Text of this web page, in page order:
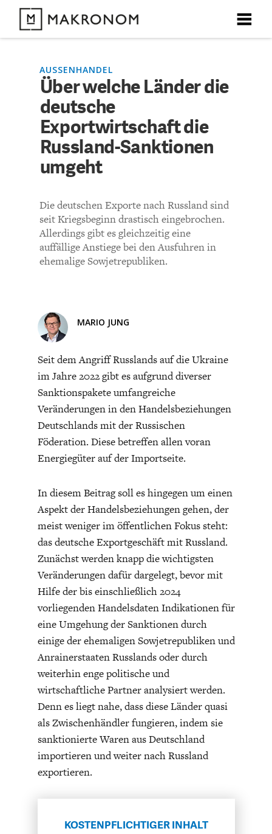
X
DEBATTEN
ARTIKEL
FEATURES
NEWSLETTER
ÜBER UNS
X
Unser kostenloser Newsletter informiert Sie über unsere
neuesten Beiträge.
X
ECONOMISTS FOR FUTURE
INDUSTRIEPOLITIK
CIRCULAR ECONOMY
X
DEUTSCHLAND
ENERGIE & UMWELT
ENTWICKLUNGSPOLITIK
AUSSENHANDEL
Über welche Länder die
deutsche
Exportwirtschaft die
Russland-Sanktionen
umgeht
Die deutschen Exporte nach Russland sind
seit Kriegsbeginn drastisch eingebrochen.
Allerdings gibt es gleichzeitig eine
auffällige Anstiege bei den Ausfuhren in
ehemalige Sowjetrepubliken.
MARIO JUNG
Seit dem Angriff Russlands auf die Ukraine
im Jahre 2022 gibt es aufgrund diverser
Sanktionspakete umfangreiche
Veränderungen in den Handelsbeziehungen
Deutschlands mit der Russischen
Föderation. Diese betreffen allen voran
Energiegüter auf der Importseite.
In diesem Beitrag soll es hingegen um einen
Aspekt der Handelsbeziehungen gehen, der
meist weniger im öffentlichen Fokus steht:
das deutsche Exportgeschäft mit Russland.
Zunächst werden knapp die wichtigsten
Veränderungen dafür dargelegt, bevor mit
Hilfe der bis einschließlich 2024
vorliegenden Handelsdaten Indikationen für
eine Umgehung der Sanktionen durch
einige der ehemaligen Sowjetrepubliken und
Anrainerstaaten Russlands oder durch
weiterhin enge politische und
wirtschaftliche Partner analysiert werden.
Denn es liegt nahe, dass diese Länder quasi
als Zwischenhändler fungieren, indem sie
sanktionierte Waren aus Deutschland
importieren und weiter nach Russland
exportieren.
KOSTENPFLICHTIGER INHALT
X
KOMMENTARE ZU
Über welche Länder die
deutsche
Exportwirtschaft die
Russland-Sanktionen
umgeht
KOMMENTIEREN (VIA EMAIL)
Richtlinien